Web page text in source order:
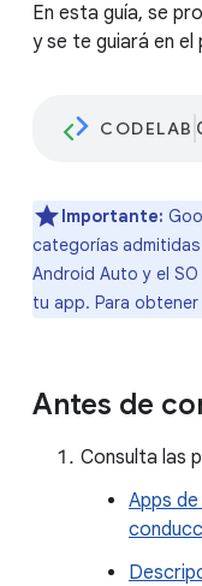
En esta guía, se
y se te guiará en
CODELAB
Importante:
categorías
Android Auto y el
tu app. Para
Antes de
Consulta las
Apps